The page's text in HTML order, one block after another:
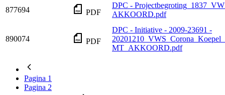
877694 PDF
DPC -
AKKOORD.pdf
890074 PDF
DPC - Initiative - 2009-23691 -
MT_AKKOORD.pdf
Pagina 1
Pagina 2